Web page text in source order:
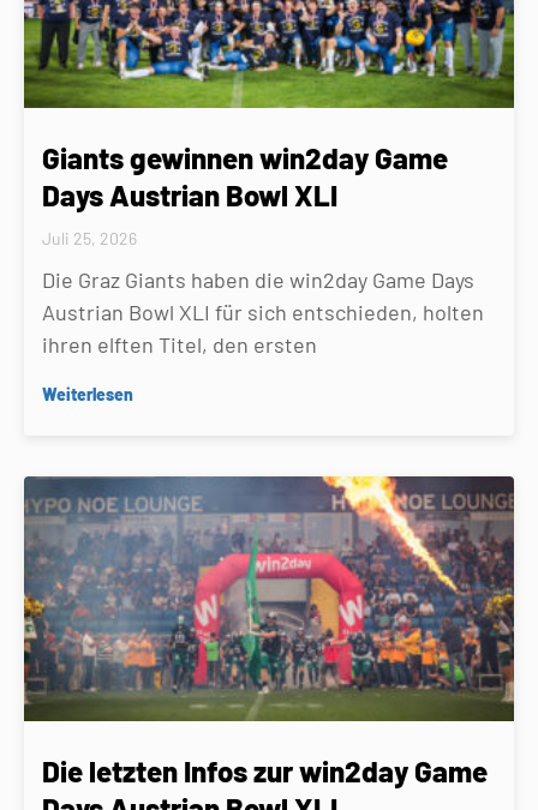
Giants gewinnen win2day Game
Days Austrian Bowl XLI
Juli 25, 2026
Die Graz Giants haben die win2day Game Days
Austrian Bowl XLI für sich entschieden, holten
ihren elften Titel, den ersten
Weiterlesen
Die letzten Infos zur win2day Game